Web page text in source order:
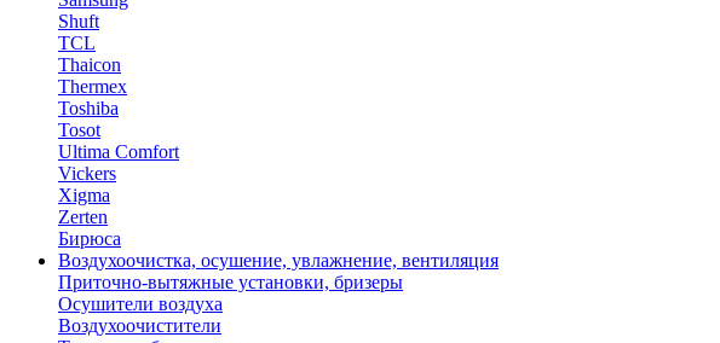
Shuft
TCL
Thaicon
Thermex
Toshiba
Tosot
Ultima Comfort
Vickers
Xigma
Zerten
Бирюса
Воздухоочистка, осушение, увлажнение, вентиляция
Приточно-вытяжные установки, бризеры
Осушители воздуха
Воздухоочистители